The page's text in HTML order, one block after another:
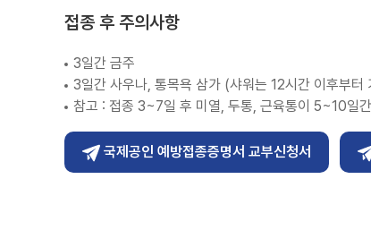
접종 후 주의사항
3일간 금주
3일간 사우나, 통목욕 삼가 (샤워는 12시간 이후부터
참고 : 접종 3~7일 후 미열, 두통, 근육통이 5~10일
국제공인 예방접종증명서 교부신청서